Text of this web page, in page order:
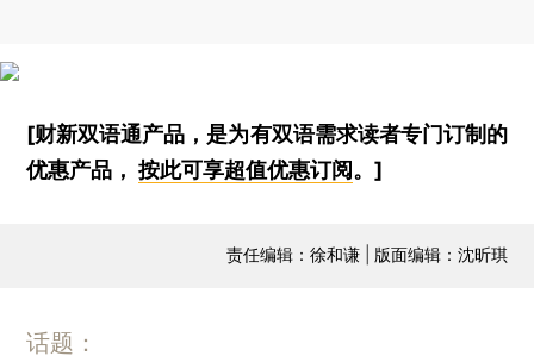
[财新双语通产品，是为有双语需求读者专门订制的
优惠产品，按此可享超值优惠订阅。]
责任编辑：徐和谦 | 版面编辑：沈昕琪
话题：